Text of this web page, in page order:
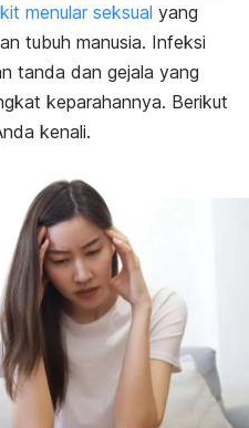
menular seksual yang
tubuh manusia. Infeksi
tanda dan gejala yang
keparahannya. Berikut
kenali.